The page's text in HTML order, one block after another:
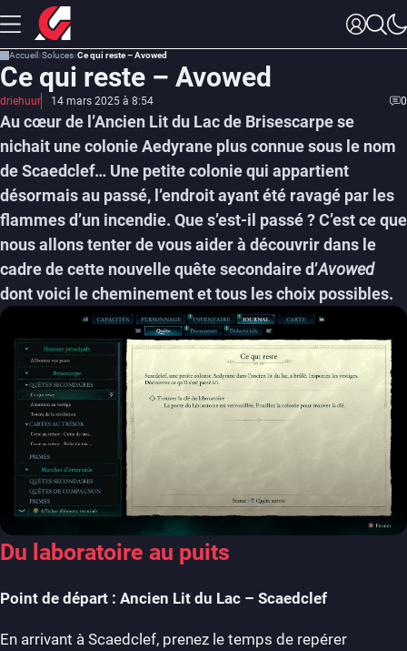
Accueil Soluces Ce qui reste – Avowed
Ce qui reste – Avowed
driehuur 14 mars 2025 à 8:54 0
Au cœur de l’Ancien Lit du Lac de Brisescarpe se
nichait une colonie Aedyrane plus connue sous le nom
de Scaedclef… Une petite colonie qui appartient
désormais au passé, l’endroit ayant été ravagé par les
flammes d’un incendie. Que s’est-il passé ? C’est ce que
nous allons tenter de vous aider à découvrir dans le
cadre de cette nouvelle quête secondaire d’Avowed
dont voici le cheminement et tous les choix possibles.
Du laboratoire au puits
Point de départ : Ancien Lit du Lac – Scaedclef
En arrivant à Scaedclef, prenez le temps de repérer